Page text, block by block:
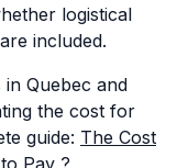
logistical
included.
Quebec and
the cost for
guide: The Cost
Pay ?